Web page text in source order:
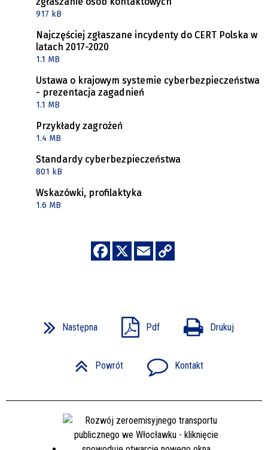
917 kB
Najczęściej zgłaszane incydenty do CERT Polska w
latach 2017-2020
1.1 MB
Ustawa o krajowym systemie cyberbezpieczeństwa
- prezentacja zagadnień
1.1 MB
Przykłady zagrożeń
1.4 MB
Standardy cyberbezpieczeństwa
801 kB
Wskazówki, profilaktyka
1.6 MB
Następna Pdf Drukuj
Powrót Kontakt